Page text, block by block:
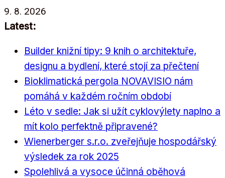
Přeskočit
na
9. 8. 2026
Latest:
Builder knižní tipy: 9 knih o architektuře,
designu a bydlení, které stojí za přečtení
Bioklimatická pergola NOVAVISIO nám
pomáhá v každém ročním období
Léto v sedle: Jak si užít cyklovýlety naplno a
mít kolo perfektně připravené?
Wienerberger s.r.o. zveřejňuje hospodářský
výsledek za rok 2025
Spolehlivá a vysoce účinná oběhová